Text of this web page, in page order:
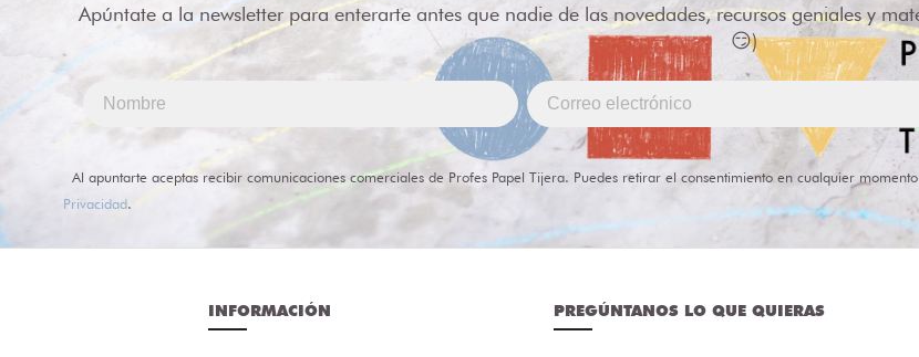
Apúntate a la newsletter para enterarte antes que nadie de las novedades, recursos geniales y
😏)
Al apuntarte aceptas recibir comunicaciones comerciales de Profes Papel Tijera. Puedes retirar el consentimiento en cualquier
Privacidad.
INFORMACIÓN PREGÚNTANOS LO QUE QUIERAS